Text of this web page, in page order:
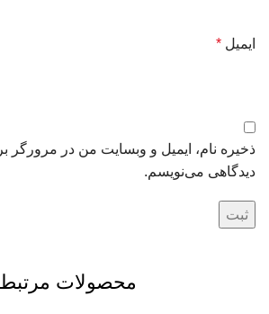
ایمیل *
ذخیره نام، ایمیل و وبسایت من در مرورگر
دیدگاهی می‌نویسم.
محصولات مرتبط